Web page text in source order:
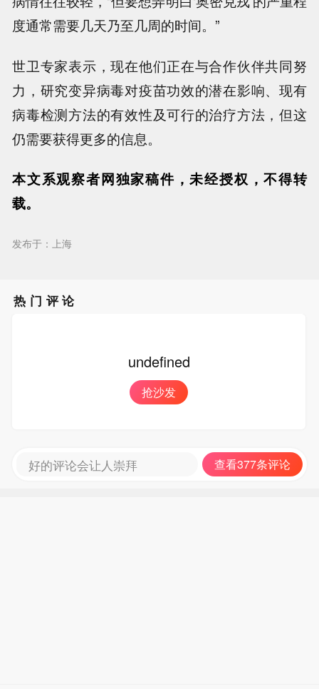
度通常需要几天乃至几周的时间。”
世卫专家表示，现在他们正在与合作伙伴共同努
力，研究变异病毒对疫苗功效的潜在影响、现有
病毒检测方法的有效性及可行的治疗方法，但这
仍需要获得更多的信息。
本文系观察者网独家稿件，未经授权，不得转
载。
发布于：上海
热门评论
undefined
抢沙发
好的评论会让人崇拜 查看377条评论